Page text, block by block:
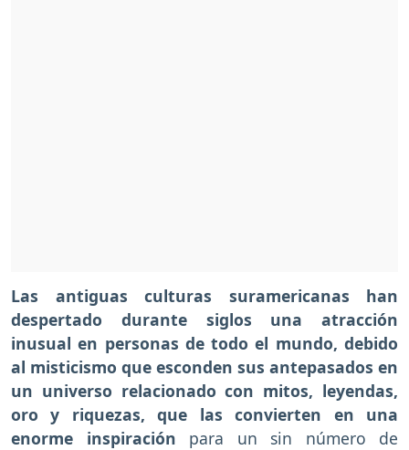
Las antiguas culturas suramericanas han
despertado durante siglos una atracción
inusual en personas de todo el mundo, debido
al misticismo que esconden sus antepasados en
un universo relacionado con mitos, leyendas,
oro y riquezas, que las convierten en una
enorme inspiración para un sin número de